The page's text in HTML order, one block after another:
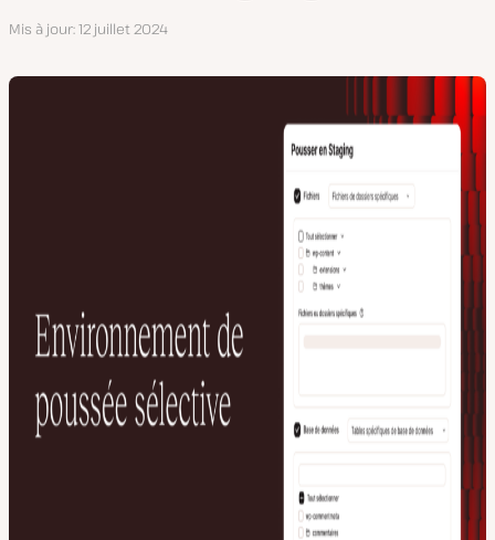
Mis à jour 12 juillet 2024